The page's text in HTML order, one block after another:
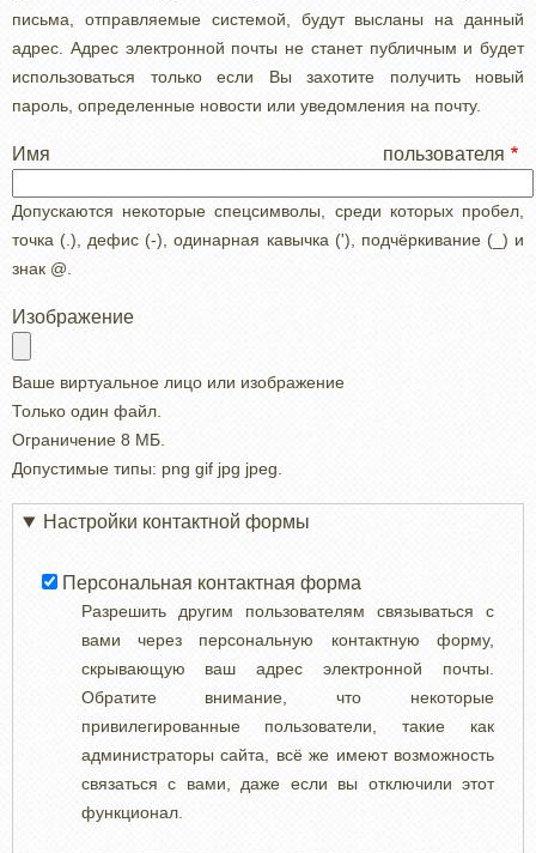
письма, отправляемые системой, будут высланы на данный
адрес. Адрес электронной почты не станет публичным и будет
использоваться только если Вы захотите получить новый
пароль, определенные новости или уведомления на почту.
Имя пользователя
Допускаются некоторые спецсимволы, среди которых пробел,
точка (.), дефис (-), одинарная кавычка ('), подчёркивание (_) и
знак @.
Изображение
Ваше виртуальное лицо или изображение
Только один файл.
Ограничение 8 МБ.
Допустимые типы: png gif jpg jpeg.
Настройки контактной формы
Персональная контактная форма
Разрешить другим пользователям связываться с
вами через персональную контактную форму,
скрывающую ваш адрес электронной почты.
Обратите внимание, что некоторые
привилегированные пользователи, такие как
администраторы сайта, всё же имеют возможность
связаться с вами, даже если вы отключили этот
функционал.